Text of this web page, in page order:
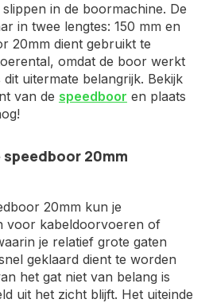
in de boormachine. De
in twee lengtes: 150 mm en
20mm dient gebruikt te
omdat de boor werkt
uitermate belangrijk. Bekijk
van de speedboor en plaats
20mm
20mm kun je
voor kabeldoorvoeren of
je relatief grote gaten
geklaard dient te worden
het gat niet van belang is
uit het zicht blijft. Het uiteinde